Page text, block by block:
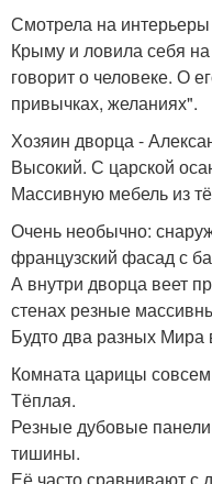
Смотрела на
Крыму и ловила себя
говорит о человеке. О
привычках, желаниях".
Хозяин дворца -
Высокий. С царской
Массивную мебель из
Очень необычно:
французский фасад с
А внутри дворца веет
стенах резные
Будто два разных Мира
Комната царицы
Тёплая.
Резные дубовые
тишины.